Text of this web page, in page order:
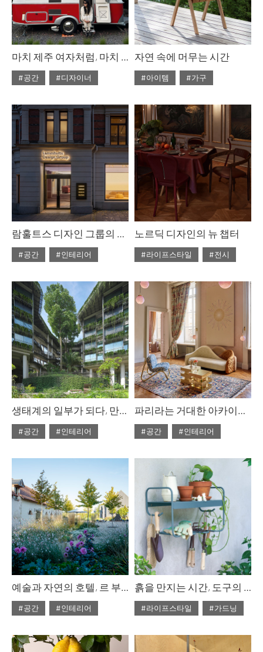
마치 제주 여자처럼, 마치 프랑스 여자처럼
#공간
#디자이너
자연 속에 머무는 시간
#아이템
#가구
람훌트스 디자인 그룹의 스톡홀름 쇼룸
#공간
#인테리어
노르딕 디자인의 뉴 챕터
#라이프스타일
#전시
생태계의 일부가 되다, 만다이 레인포레스트 리조트
#공간
#인테리어
파리라는 거대한 아카이브, 메종&오브제와 주요 장외 전시 리뷰
#공간
#인테리어
예술과 자연의 호텔, 르 부아 데 샹브르
#공간
#인테리어
흙을 만지는 시간, 도구의 역할
#라이프스타일
#가드닝